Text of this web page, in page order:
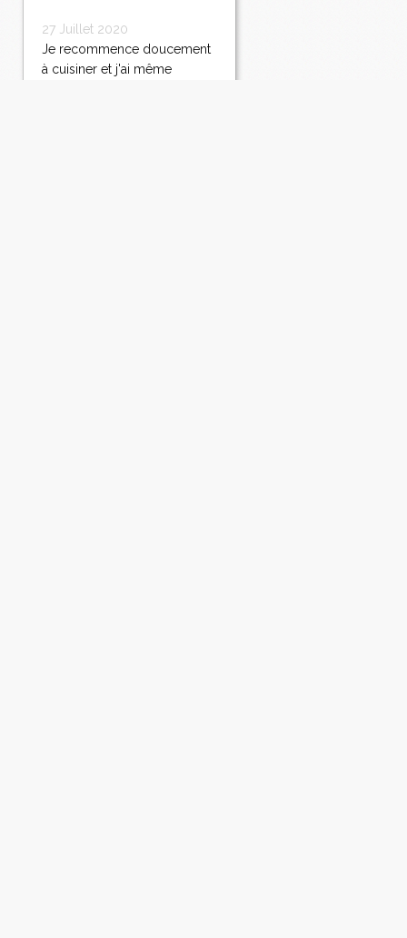
27 Juillet 2020
Je recommence doucement
à cuisiner et j'ai même